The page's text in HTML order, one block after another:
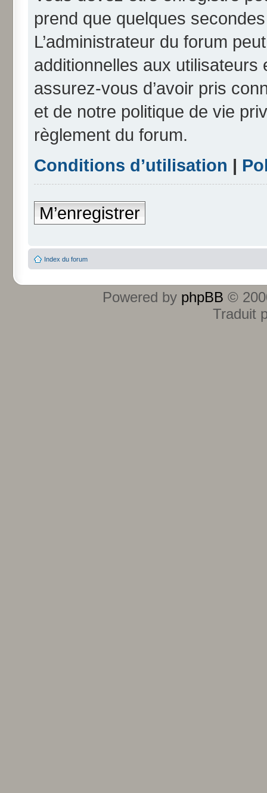
prend que quelques
L’administrateur du forum
additionnelles aux
assurez-vous d’avoir pris
et de notre politique de vie
règlement du forum.
Conditions d’utilisation |
M’enregistrer
Index du forum
Powered by phpBB ©
Traduit